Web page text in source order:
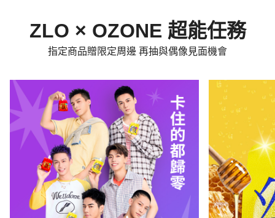
ZLO × OZONE 超能任務
指定商品贈限定周邊 再抽與偶像見面機會